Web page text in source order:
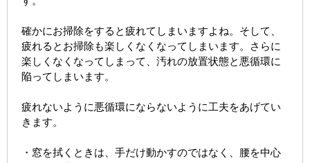
確かにお掃除をすると疲れてしまいますよね。そして、
疲れるとお掃除も楽しくなくなってしまいます。さらに
楽しくなくなってしまって、汚れの放置状態と悪循環に
陥ってしまいます。
疲れないように悪循環にならないように工夫をあげてい
きます。
・窓を拭くときは、手だけ動かすのではなく、腰を中心